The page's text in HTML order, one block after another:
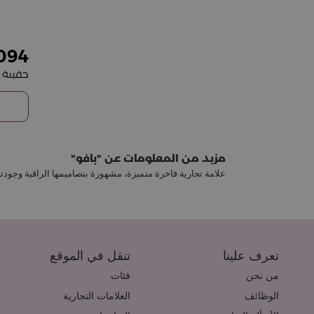
مزيد من المعلومات عن بافو
علامة تجارية فاخرة متميزة، مشهورة بتصاميمها الراقية وجودتها
تعرف علينا
من نحن
الوظائف
تنقل في الموقع
فئات
العلامات التجارية